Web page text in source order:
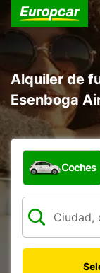
Alquiler de
Esenboga
¿Qué tipo de
Coches